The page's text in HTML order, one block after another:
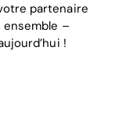
partenaire
–
!